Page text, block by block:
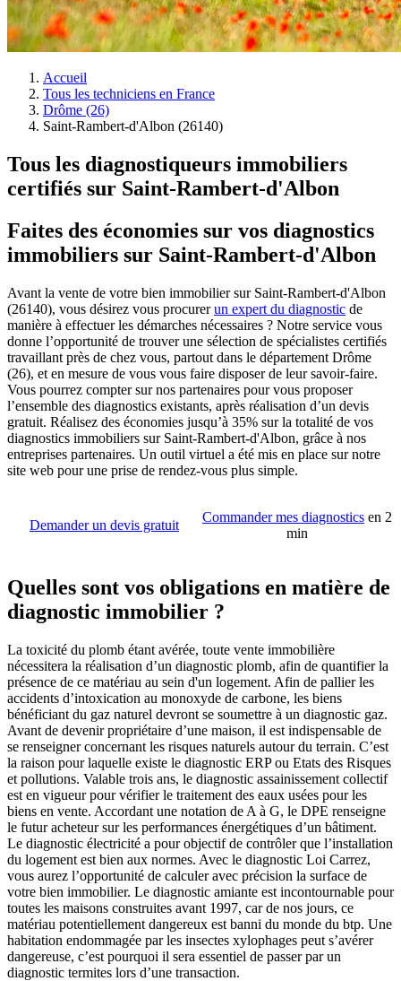
Accueil
Tous les techniciens en France
Drôme (26)
Saint-Rambert-d'Albon (26140)
Tous les diagnostiqueurs immobiliers
certifiés sur Saint-Rambert-d'Albon
Faites des économies sur vos diagnostics
immobiliers sur Saint-Rambert-d'Albon
Avant la vente de votre bien immobilier sur Saint-Rambert-d'Albon
(26140), vous désirez vous procurerun expert du diagnostic de
manière à effectuer les démarches nécessaires ? Notre service vous
donne l’opportunité de trouver une sélection de spécialistes certifiés
travaillant près de chez vous, partout dans le département Drôme
(26), et en mesure de vous vous faire disposer de leur savoir-faire.
Vous pourrez compter sur nos partenaires pour vous proposer
l’ensemble des diagnostics existants, après réalisation d’un devis
gratuit. Réalisez des économies jusqu’à 35% sur la totalité de vos
diagnostics immobiliers sur Saint-Rambert-d'Albon, grâce à nos
entreprises partenaires. Un outil virtuel a été mis en place sur notre
site web pour une prise de rendez-vous plus simple.
Demander un devis gratuit
Commander mes diagnostics en 2
min
Quelles sont vos obligations en matière de
diagnostic immobilier ?
La toxicité du plomb étant avérée, toute vente immobilière
nécessitera la réalisation d’un diagnostic plomb, afin de quantifier la
présence de ce matériau au sein d'un logement. Afin de pallier les
accidents d’intoxication au monoxyde de carbone, les biens
bénéficiant du gaz naturel devront se soumettre à un diagnostic gaz.
Avant de devenir propriétaire d’une maison, il est indispensable de
se renseigner concernant les risques naturels autour du terrain. C’est
la raison pour laquelle existe le diagnostic ERP ou Etats des Risques
et pollutions. Valable trois ans, le diagnostic assainissement collectif
est en vigueur pour vérifier le traitement des eaux usées pour les
biens en vente. Accordant une notation de A à G, le DPE renseigne
le futur acheteur sur les performances énergétiques d’un bâtiment.
Le diagnostic électricité a pour objectif de contrôler que l’installation
du logement est bien aux normes. Avec le diagnostic Loi Carrez,
vous aurez l’opportunité de calculer avec précision la surface de
votre bien immobilier. Le diagnostic amiante est incontournable pour
toutes les maisons construites avant 1997, car de nos jours, ce
matériau potentiellement dangereux est banni du monde du btp. Une
habitation endommagée par les insectes xylophages peut s’avérer
dangereuse, c’est pourquoi il sera essentiel de passer par un
diagnostic termites lors d’une transaction.